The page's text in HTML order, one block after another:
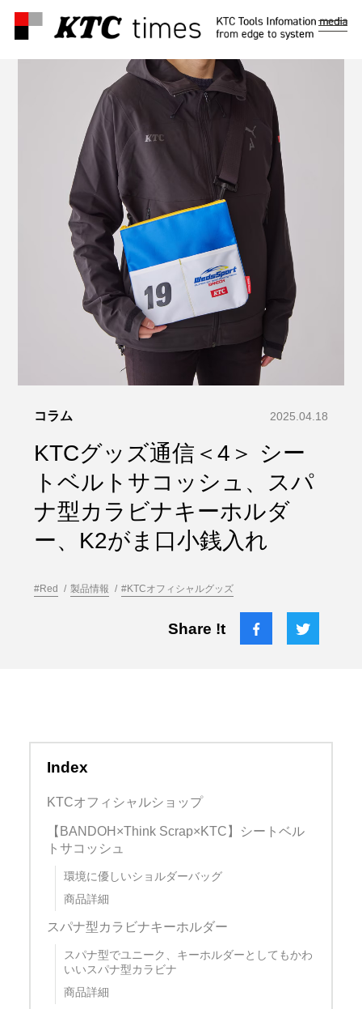
メ
ュ
コラム 2025.04.18
KTCグッズ通信＜4＞ シー
トベルトサコッシュ、スパ
ナ型カラビナキーホルダ
ー、K2がま口小銭入れ
#Red 製品情報 #KTCオフィシャルグッズ
Share !t
Index
KTCオフィシャルショップ
【BANDOH×Think Scrap×KTC】シートベル
トサコッシュ
環境に優しいショルダーバッグ
商品詳細
スパナ型カラビナキーホルダー
スパナ型でユニーク、キーホルダーとしてもかわ
いいスパナ型カラビナ
商品詳細